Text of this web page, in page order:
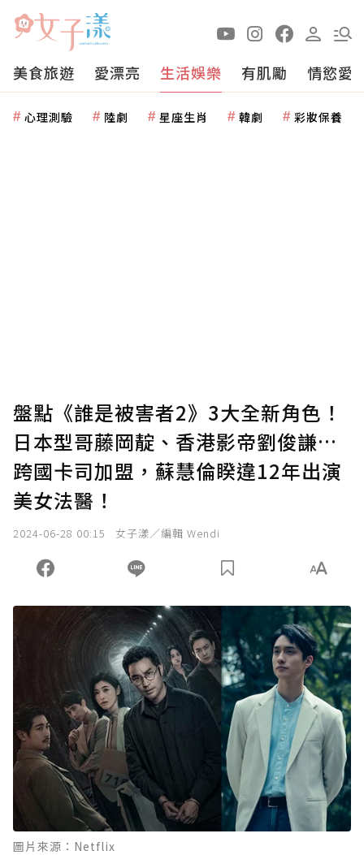
美食旅遊 愛漂亮 生活娛樂 有肌勵 情慾愛
心理測驗 陸劇 星座生肖 韓劇 彩妝保養
盤點《誰是被害者2》3大全新角色！
日本型哥藤岡靛、香港影帝劉俊謙…
跨國卡司加盟，蘇慧倫睽違12年出演
美女法醫！
2024-06-28 00:15 女子漾／編輯 Wendi
圖片來源：Netflix